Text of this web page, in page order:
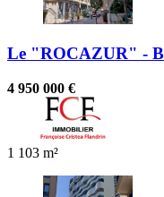
Le "ROCAZUR" -
4 950 000 €
1 103 m²